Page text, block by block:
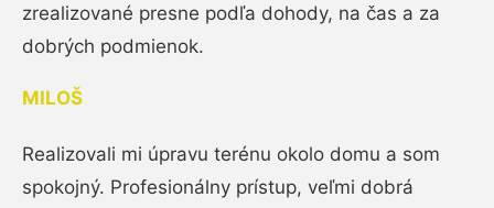
zrealizované presne podľa dohody, na čas a za
dobrých podmienok.
MILOŠ
Realizovali mi úpravu terénu okolo domu a som
spokojný. Profesionálny prístup, veľmi dobrá